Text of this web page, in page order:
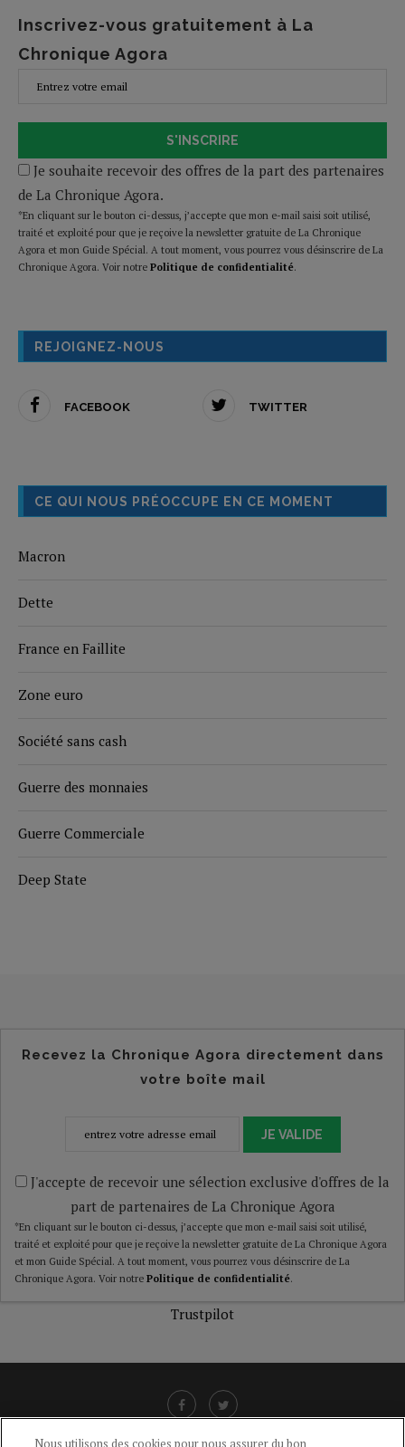
Inscrivez-vous gratuitement à La
Chronique Agora
S'INSCRIRE
Je souhaite recevoir des offres de la part des partenaires
de La Chronique Agora.
*En cliquant sur le bouton ci-dessus, j’accepte que mon e-mail saisi soit utilisé,
traité et exploité pour que je reçoive la newsletter gratuite de La Chronique
Agora et mon Guide Spécial. A tout moment, vous pourrez vous désinscrire de La
Chronique Agora. Voir notre Politique de confidentialité.
REJOIGNEZ-NOUS
FACEBOOK TWITTER
CE QUI NOUS PRÉOCCUPE EN CE MOMENT
Macron
Dette
France en Faillite
Zone euro
Société sans cash
Guerre des monnaies
Guerre Commerciale
Deep State
Recevez la Chronique Agora directement dans
votre boîte mail
JE VALIDE
J'accepte de recevoir une sélection exclusive d'offres de la
part de partenaires de La Chronique Agora
*En cliquant sur le bouton ci-dessus, j’accepte que mon e-mail saisi soit utilisé,
traité et exploité pour que je reçoive la newsletter gratuite de La Chronique Agora
et mon Guide Spécial. A tout moment, vous pourrez vous désinscrire de La
Chronique Agora. Voir notre Politique de confidentialité.
Trustpilot
Nous utilisons des cookies pour nous assurer du bon